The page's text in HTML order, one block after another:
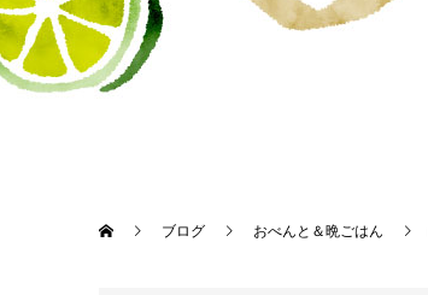
ブログ おべんと＆晩ごはん